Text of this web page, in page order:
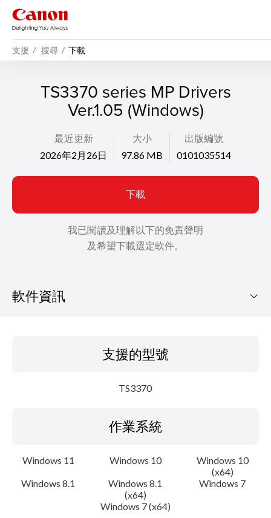
支援 搜尋 下載
TS3370 series MP Drivers
Ver.1.05 (Windows)
最近更新
2026年2月26日
大小
97.86 MB
出版編號
0101035514
下載
我已閱讀及理解以下的免責聲明
及希望下載選定軟件。
軟件資訊
更新記錄
系統要求
支援的型號
TS3370
作業系統
Windows 11 Windows 10
Windows 10
(x64)
Windows 8.1
Windows 8.1
(x64)
Windows 7
Windows 7 (x64)